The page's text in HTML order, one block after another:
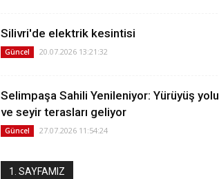
Silivri'de elektrik kesintisi
Güncel 20.07.2026 13:21:32
Selimpaşa Sahili Yenileniyor: Yürüyüş yolu
ve seyir terasları geliyor
Güncel 27.07.2026 11:54:24
1. SAYFAMIZ